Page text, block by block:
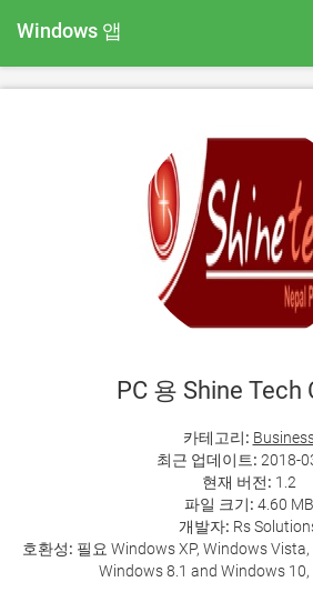
Windows 앱
PC 용 Shine Tech
카테고리:
최근 업데이트: 2018-
현재 버전: 1.2
파일 크기: 4.60 MB
개발자: Rs
호환성: 필요 Windows XP, Windows
Windows 8.1 and Windows 10,